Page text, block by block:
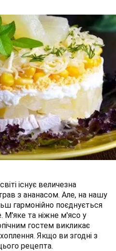
існує величезна
з ананасом. Але, на нашу
гармонійно поєднується
М'яке та ніжне м'ясо у
гостем викликає
Якщо ви згодні з
рецепта.